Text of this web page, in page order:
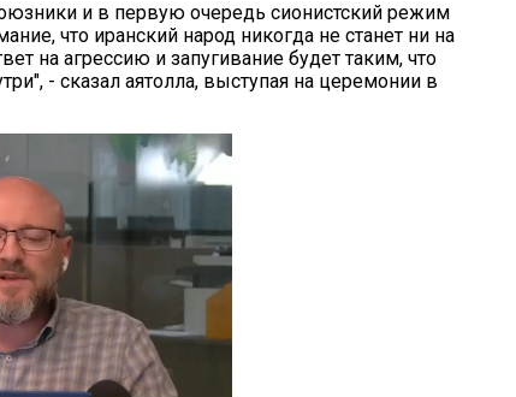
и в первую очередь сионистский режим
что иранский народ никогда не станет ни на
на агрессию и запугивание будет таким, что
- сказал аятолла, выступая на церемонии в